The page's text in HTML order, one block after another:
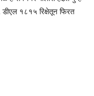
१८१५ रिक्षेतून फिरत